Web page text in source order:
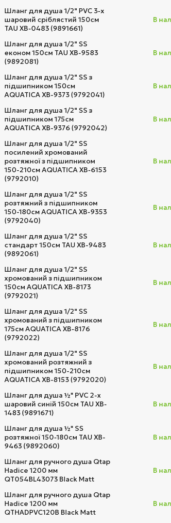
Шланг для душа 1/2" PVC 3-х
шаровий сріблястий 150см
TAU XB-0483 (9891661)
В
Шланг для душа 1/2" SS
економ 150см TAU XB-9583
(9892081)
В
Шланг для душа 1/2" SS з
підшипником 150см
AQUATICA XB-9373 (9792041)
В
Шланг для душа 1/2" SS з
підшипником 175см
AQUATICA XB-9376 (9792042)
В
Шланг для душа 1/2" SS
посилений хромований
розтяжної з підшипником
150-210см AQUATICA XB-6153
(9792010)
В
Шланг для душа 1/2" SS
розтяжний з підшипником
150-180см AQUATICA XB-9353
(9792040)
В
Шланг для душа 1/2" SS
стандарт 150см TAU XB-9483
(9892061)
В
Шланг для душа 1/2" SS
хромований з підшипником
150см AQUATICA XB-8173
(9792021)
В
Шланг для душа 1/2" SS
хромований з підшипником
175см AQUATICA XB-8176
(9792022)
В
Шланг для душа 1/2" SS
хромований розтяжний з
підшипником 150-210см
AQUATICA XB-8153 (9792020)
В
Шланг для душа ½" PVC 2-х
шаровий синій 150см TAU XB-
1483 (9891671)
В
Шланг для душа ½" SS
розтяжної 150-180см TAU XB-
9463 (9892060)
В
Шланг для ручного душа Qtap
Hadice 1200 мм
QT054BL43073 Black Matt
В
Шланг для ручного душа Qtap
Hadice 1200 мм
QTHADPVC120B Black Matt
В